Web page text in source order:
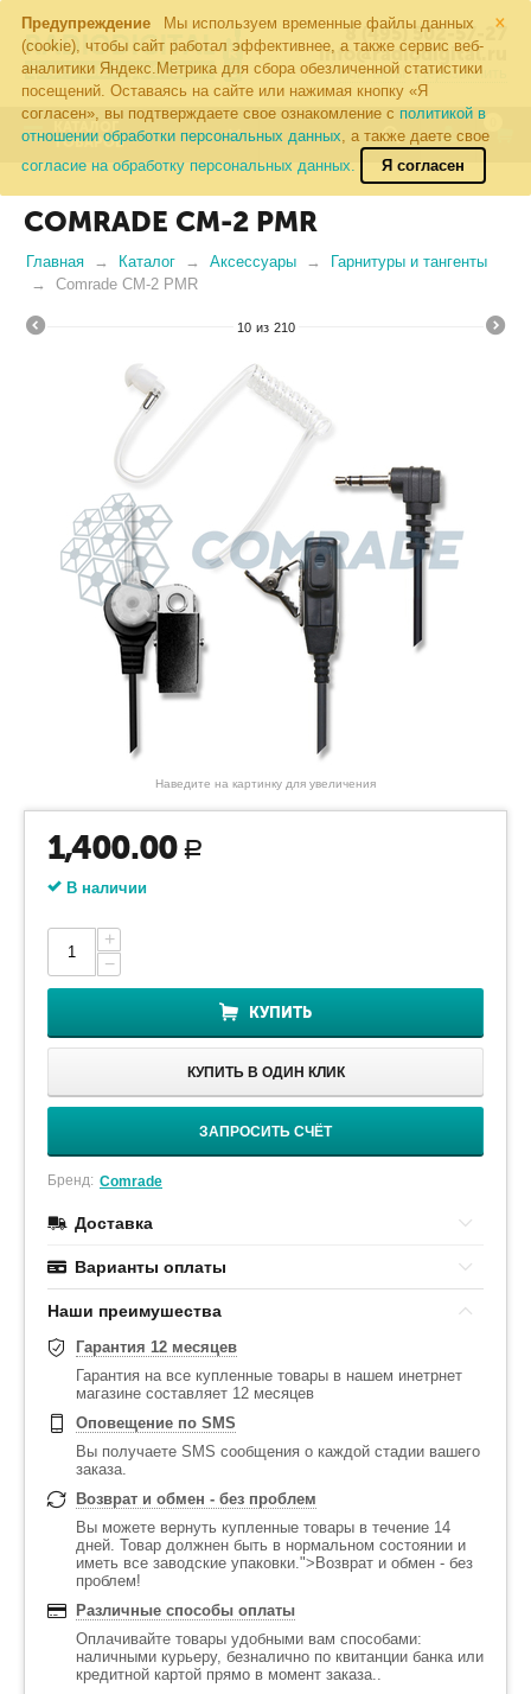
×
Предупреждение
Мы используем временные файлы данных
(cookie), чтобы сайт работал эффективнее, а также сервис веб-
аналитики Яндекс.Метрика для сбора обезличенной статистики
посещений. Оставаясь на сайте или нажимая кнопку «Я
согласен», вы подтверждаете свое ознакомление с политикой в
отношении обработки персональных данных, а также даете свое
согласие на обработку персональных данных.
Я согласен
8 (495) 502-57-27
info@radiodigital.ru
Контакты Перезвонить
КАТАЛОГ
ТОВАРОВ
COMRADE CM-2 PMR
Главная Каталог Аксессуары
Гарнитуры и тангенты
Comrade CM-2 PMR
10 из 210
Наведите на картинку для увеличения
1,400.00 Р
В наличии
+
−
КУПИТЬ
КУПИТЬ В ОДИН КЛИК
ЗАПРОСИТЬ СЧЁТ
Бренд: Comrade
Доставка
Варианты оплаты
Наши преимушества
Гарантия 12 месяцев
Гарантия на все купленные товары в нашем инетрнет
магазине составляет 12 месяцев
Оповещение по SMS
Вы получаете SMS сообщения о каждой стадии вашего
заказа.
Возврат и обмен - без проблем
Вы можете вернуть купленные товары в течение 14
дней. Товар должнен быть в нормальном состоянии и
иметь все заводские упаковки.">Возврат и обмен - без
проблем!
Различные способы оплаты
Оплачивайте товары удобными вам способами:
наличными курьеру, безналично по квитанции банка или
кредитной картой прямо в момент заказа..